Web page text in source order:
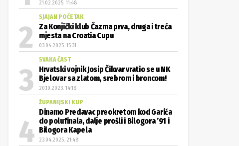
21.02.2025. 11:48
SJAJAN POČETAK
Za Konjički klub Čazma prva, druga i treća
mjesta na Croatia Cupu
03.04.2025. 15:31
SVAKA ČAST
Hrvatski vojnik Josip Čikvar vratio se u NK
Bjelovar sa zlatom, srebrom i broncom!
20.10.2023. 14:18
ŽUPANIJSKI KUP
Dinamo Predavac preokretom kod Garića
do polufinala, dalje prošli i Bilogora ’91 i
Bilogora Kapela
23.04.2025. 21:48